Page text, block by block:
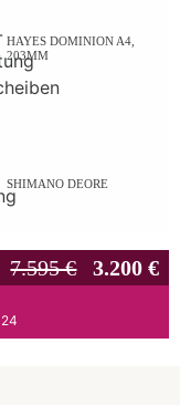
HAYES DOMINION A4,
203MM
SHIMANO DEORE
7.595 € 3.200 €